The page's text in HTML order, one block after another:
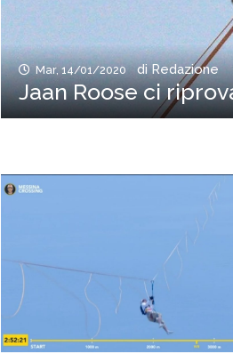
Mar, 14/01/2020 di Redazione
Jaan Roose ci